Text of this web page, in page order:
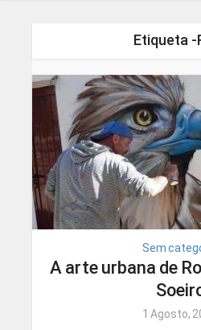
Etiqueta -
Sem
A arte urbana de
1 Agosto,